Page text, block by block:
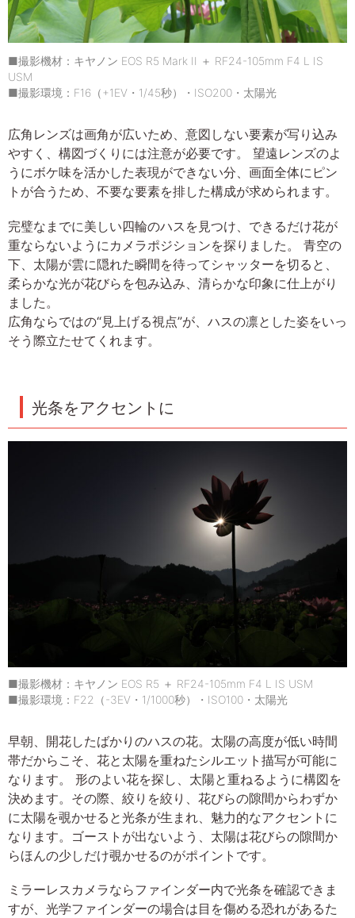
■撮影機材：キヤノン EOS R5 Mark II ＋ RF24-105mm F4 L IS
USM
■撮影環境：F16（+1EV・1/45秒）・ISO200・太陽光
広角レンズは画角が広いため、意図しない要素が写り込み
やすく、構図づくりには注意が必要です。 望遠レンズのよ
うにボケ味を活かした表現ができない分、画面全体にピン
トが合うため、不要な要素を排した構成が求められます。
完璧なまでに美しい四輪のハスを見つけ、できるだけ花が
重ならないようにカメラポジションを探りました。 青空の
下、太陽が雲に隠れた瞬間を待ってシャッターを切ると、
柔らかな光が花びらを包み込み、清らかな印象に仕上がり
ました。
広角ならではの“見上げる視点”が、ハスの凛とした姿をいっ
そう際立たせてくれます。
光条をアクセントに
■撮影機材：キヤノン EOS R5 ＋ RF24-105mm F4 L IS USM
■撮影環境：F22（-3EV・1/1000秒）・ISO100・太陽光
早朝、開花したばかりのハスの花。太陽の高度が低い時間
帯だからこそ、花と太陽を重ねたシルエット描写が可能に
なります。 形のよい花を探し、太陽と重ねるように構図を
決めます。その際、絞りを絞り、花びらの隙間からわずか
に太陽を覗かせると光条が生まれ、魅力的なアクセントに
なります。ゴーストが出ないよう、太陽は花びらの隙間か
らほんの少しだけ覗かせるのがポイントです。
ミラーレスカメラならファインダー内で光条を確認できま
すが、光学ファインダーの場合は目を傷める恐れがあるた